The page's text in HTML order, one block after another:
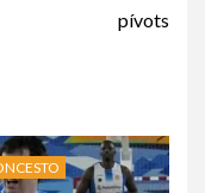
pívots